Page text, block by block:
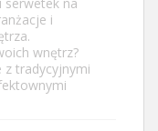
i
wnętrz?
z tradycyjnymi